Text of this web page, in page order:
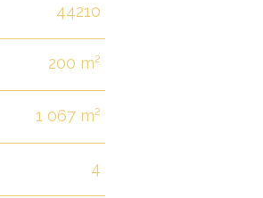
44210
200 m²
1 067 m²
4